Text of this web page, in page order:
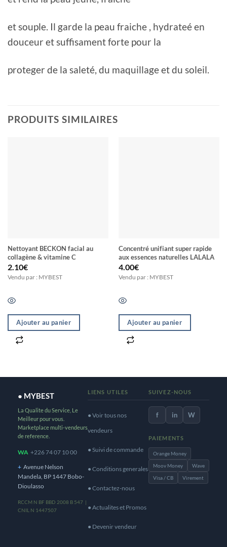
et souple. Il garde la peau fraiche , hydrateé en
douceur et suffisament forte pour la
proteger de la saleté, du maquillage et du soleil.
PRODUITS SIMILAIRES
Nettoyant BECKON facial au
collagène & vitamine C
2.10€
Vendu par : MYBEST
Ajouter au panier
Concentré unifiant super rapide
aux essences naturelles LALALA
4.00€
Vendu par : MYBEST
Ajouter au panier
● MYBEST
La Qualite du Service, Le
Meilleur pour vous.
Marketplace multi-vendeurs
de reference.
WA +226 74 07 10 00
+ Avenue Nelson
Mandela, BP 1447 Bobo-
Dioulasso
RCCM N BF BBD 2008 B 547 |
CNIL N 1447507
LIENS UTILES
● Voir tous nos
vendeurs
● Suivi de commande
● Conditions generales
● Contactez-nous
● Actualites et Promos
● Devenir vendeur
SUIVEZ-NOUS
f in W
PAIEMENTS
Orange Money
Moov Money
Wave
Visa / CB
Virement